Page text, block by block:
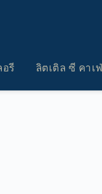
อรี ลิตเติล ซี คาเฟ่